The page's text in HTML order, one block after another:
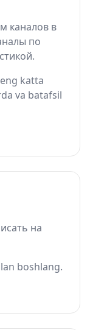
каналов в
по
katta
va batafsil
на
boshlang.